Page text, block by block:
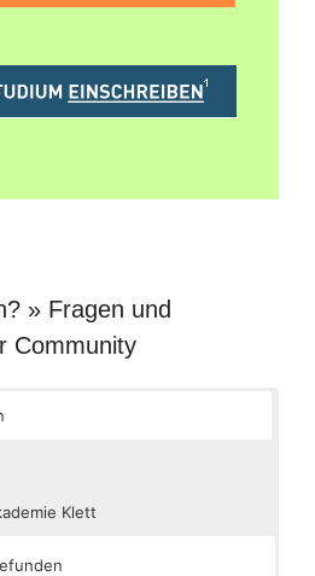
» Fragen und
Community
Klett